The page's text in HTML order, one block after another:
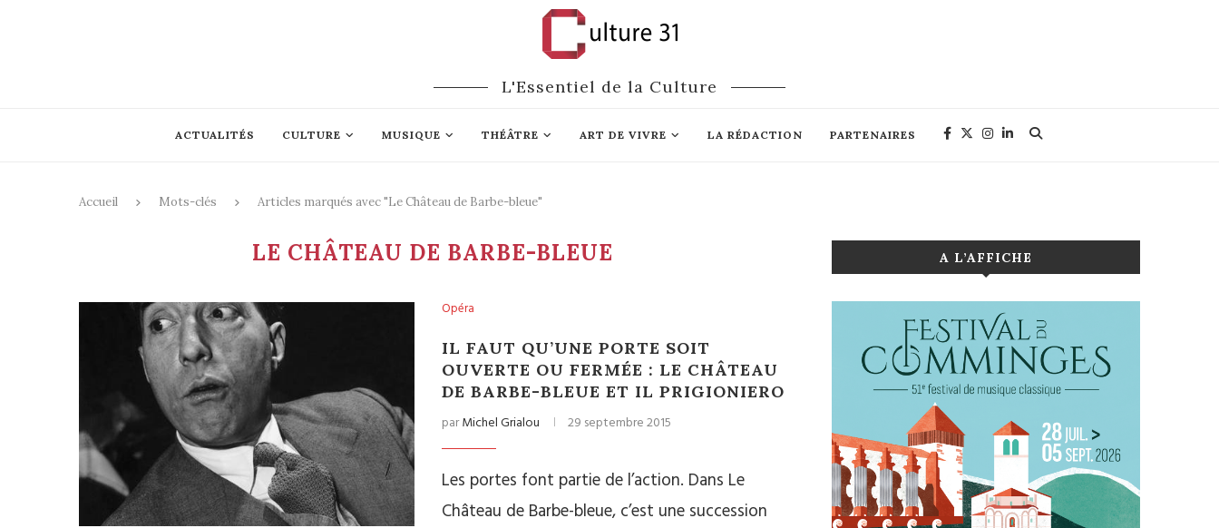
L'Essentiel de la Culture
ACTUALITÉS CULTURE MUSIQUE THÉÂTRE ART DE VIVRE LA RÉDACTION PARTENAIRES
Accueil Mots-clés Articles marqués avec "Le Château de Barbe-bleue"
LE CHÂTEAU DE BARBE-BLEUE
Opéra
IL FAUT QU’UNE PORTE SOIT
OUVERTE OU FERMÉE : LE CHÂTEAU
DE BARBE-BLEUE ET IL PRIGIONIERO
parMichel Grialou 29 septembre 2015
Les portes font partie de l’action. Dans Le
Château de Barbe-bleue, c’est une succession
A L’AFFICHE